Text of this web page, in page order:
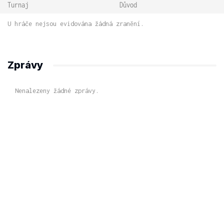
Turnaj Důvod
U hráče nejsou evidována žádná zranění.
Zprávy
Nenalezeny žádné zprávy.